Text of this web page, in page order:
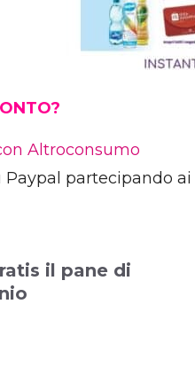
Altroconsumo
partecipando ai
il pane di